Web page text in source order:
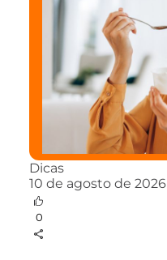
Dicas
10 de agosto de 2026
0